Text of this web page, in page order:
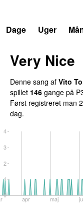
Dage
Uger
Very Nice
Denne sang af Vito
spillet 146 gange på
Først registreret man
dag.
apr maj
0
1
2
3
4